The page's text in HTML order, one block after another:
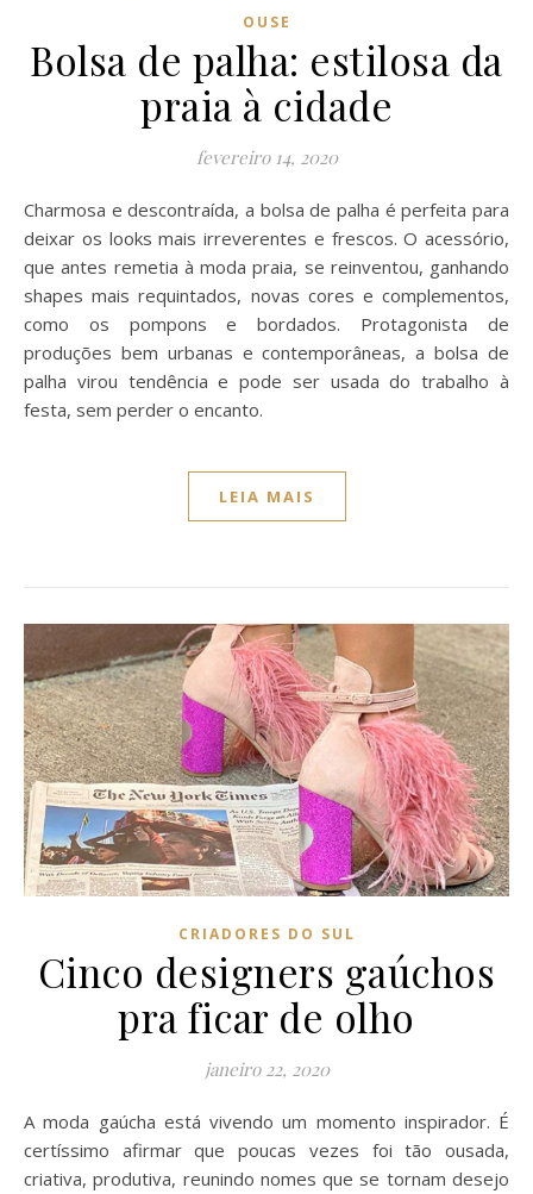
OUSE
Bolsa de palha: estilosa da
praia à cidade
fevereiro 14, 2020
Charmosa e descontraída, a bolsa de palha é perfeita para
deixar os looks mais irreverentes e frescos. O acessório,
que antes remetia à moda praia, se reinventou, ganhando
shapes mais requintados, novas cores e complementos,
como os pompons e bordados. Protagonista de
produções bem urbanas e contemporâneas, a bolsa de
palha virou tendência e pode ser usada do trabalho à
festa, sem perder o encanto.
LEIA MAIS
CRIADORES DO SUL
Cinco designers gaúchos
pra ficar de olho
janeiro 22, 2020
A moda gaúcha está vivendo um momento inspirador. É
certíssimo afirmar que poucas vezes foi tão ousada,
criativa, produtiva, reunindo nomes que se tornam desejo